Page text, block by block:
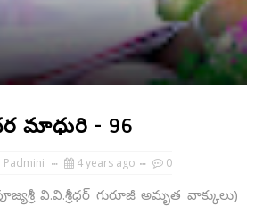
మాధురి - 96
Padmini 4 years ago 0
వి.వి.శ్రీధర్ గురూజీ అమృత వాక్కులు)